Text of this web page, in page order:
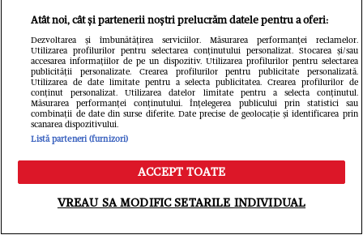
Meniu Caută
Atât noi, cât și partenerii noștri prelucrăm datele pentru a oferi:
Dezvoltarea și îmbunătățirea serviciilor. Măsurarea performanței reclamelor.
Utilizarea profilurilor pentru selectarea conținutului personalizat. Stocarea și/sau
accesarea informațiilor de pe un dispozitiv. Utilizarea profilurilor pentru selectarea
publicității personalizate. Crearea profilurilor pentru publicitate personalizată.
Utilizarea de date limitate pentru a selecta publicitatea. Crearea profilurilor de
conținut personalizat. Utilizarea datelor limitate pentru a selecta conținutul.
Măsurarea performanței conținutului. Înțelegerea publicului prin statistici sau
combinații de date din surse diferite. Date precise de geolocație și identificarea prin
scanarea dispozitivului.
Listă parteneri (furnizori)
ACCEPT TOATE
VREAU SA MODIFIC SETARILE INDIVIDUAL